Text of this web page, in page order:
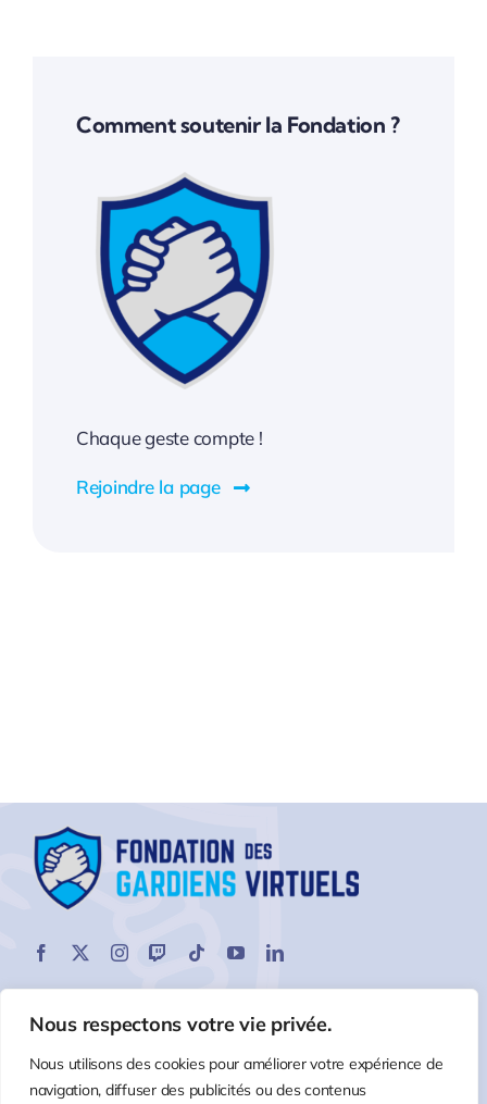
Nous respectons votre vie privée.
Nous utilisons des cookies pour améliorer votre expérience de
navigation, diffuser des publicités ou des contenus
Comment soutenir la Fondation ?
Chaque geste compte !
Rejoindre la page